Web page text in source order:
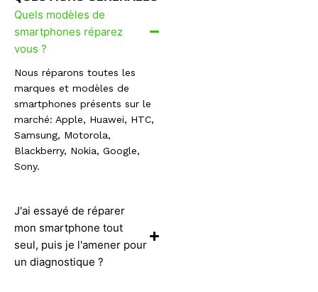
Quels modèles de
smartphones réparez
vous ?
Nous réparons toutes les
marques et modèles de
smartphones présents sur le
marché: Apple, Huawei, HTC,
Samsung, Motorola,
Blackberry, Nokia, Google,
Sony.
J'ai essayé de réparer
mon smartphone tout
seul, puis je l'amener pour
un diagnostique ?